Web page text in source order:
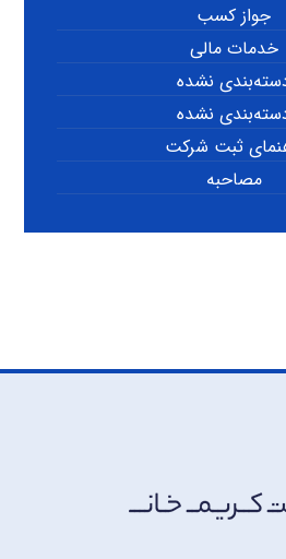
جواز کسب
خدمات مالی
نشده
نشده
ثبت شرکت
مصاحبه